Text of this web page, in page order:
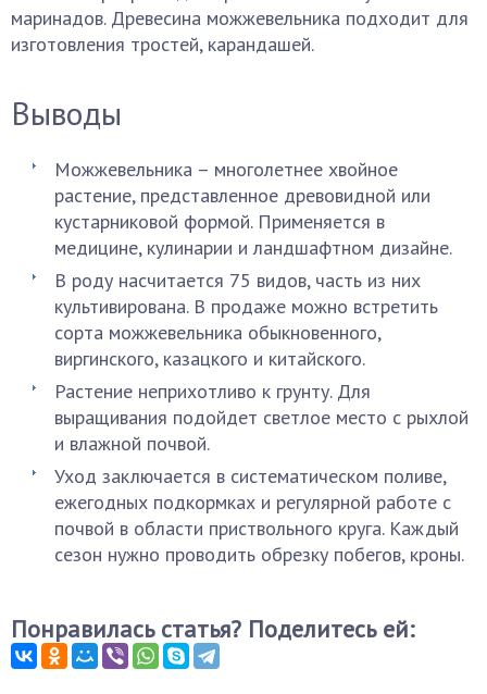
маринадов. Древесина можжевельника подходит для
изготовления тростей, карандашей.
Выводы
Можжевельника – многолетнее хвойное
растение, представленное древовидной или
кустарниковой формой. Применяется в
медицине, кулинарии и ландшафтном дизайне.
В роду насчитается 75 видов, часть из них
культивирована. В продаже можно встретить
сорта можжевельника обыкновенного,
виргинского, казацкого и китайского.
Растение неприхотливо к грунту. Для
выращивания подойдет светлое место с рыхлой
и влажной почвой.
Уход заключается в систематическом поливе,
ежегодных подкормках и регулярной работе с
почвой в области приствольного круга. Каждый
сезон нужно проводить обрезку побегов, кроны.
Понравилась статья? Поделитесь ей: